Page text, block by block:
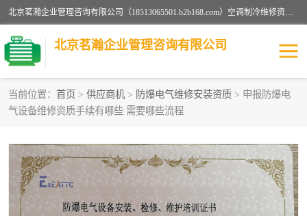
北京茗瀚企业管理咨询有限公司（18513065501.b2b168.com）空调制冷维修资质,油烟管道清洗资质,清洗行业资质公司秉承“顾客至上，锐意进缺的经营理念，我们提供高质量的产品，坚持“客户”的原则为广大客户提供贴心服务。如果你对公司的产品感兴趣，可以联系高经理，我们会用好的产品和服务让您满意。
北京茗瀚企业管理咨询有限公司
当前位置： 首页 > 供应商机 > 防爆电气维修安装资质 > 申报防爆电
气设备维修资质手续有哪些 需要哪些流程
烟道清洗资质 设备维修安装资质
清洗资质 认证服务
防爆电气维修安装资质 空调制冷维修安装资质